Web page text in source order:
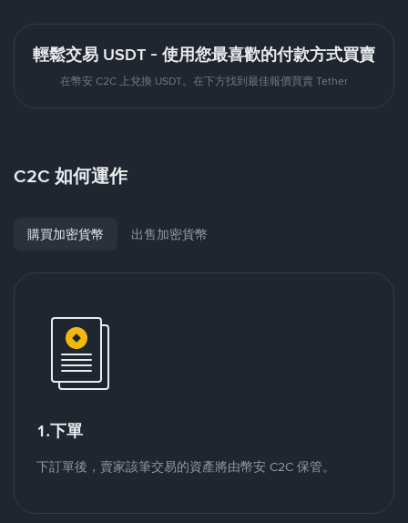
輕鬆交易 USDT - 使用您最喜歡的付款方式買賣
在幣安 C2C 上兌換 USDT。在下方找到最佳報價買賣 Tether
C2C 如何運作
購買加密貨幣 出售加密貨幣
1.下單
下訂單後，賣家該筆交易的資產將由幣安 C2C 保管。